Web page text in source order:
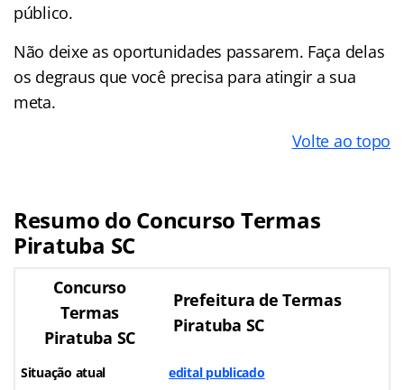
público.
Não deixe as oportunidades passarem. Faça delas
os degraus que você precisa para atingir a sua
meta.
Volte ao topo
Resumo do Concurso Termas
Piratuba SC
Concurso
Termas
Piratuba SC
Prefeitura de Termas
Piratuba SC
Situação atual edital publicado